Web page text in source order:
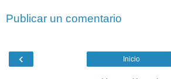
Publicar un comentario
‹ Inicio